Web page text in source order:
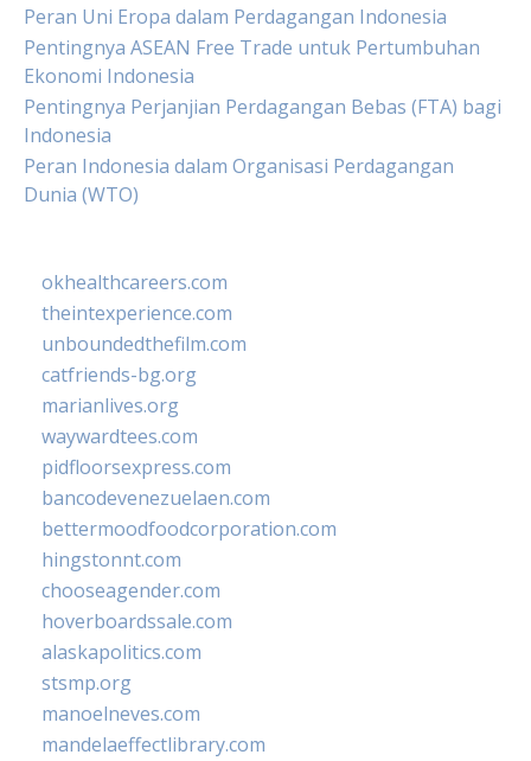
Peran Uni Eropa dalam Perdagangan Indonesia
Pentingnya ASEAN Free Trade untuk Pertumbuhan
Ekonomi Indonesia
Pentingnya Perjanjian Perdagangan Bebas (FTA) bagi
Indonesia
Peran Indonesia dalam Organisasi Perdagangan
Dunia (WTO)
okhealthcareers.com
theintexperience.com
unboundedthefilm.com
catfriends-bg.org
marianlives.org
waywardtees.com
pidfloorsexpress.com
bancodevenezuelaen.com
bettermoodfoodcorporation.com
hingstonnt.com
chooseagender.com
hoverboardssale.com
alaskapolitics.com
stsmp.org
manoelneves.com
mandelaeffectlibrary.com